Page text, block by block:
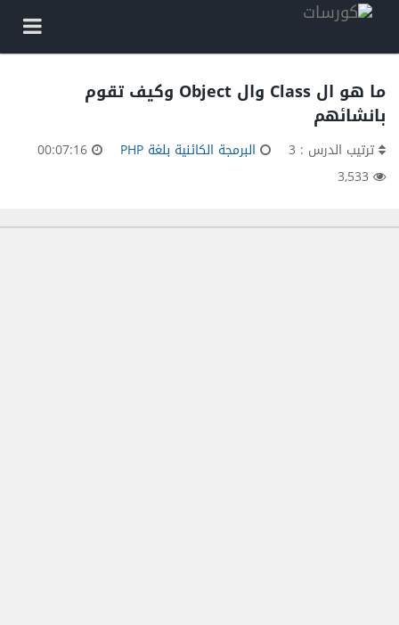
ما هو ال Class وال Object وكيف تقوم
بانشائهم
ترتيب الدرس : 3 البرمجة الكائنية بلغة PHP